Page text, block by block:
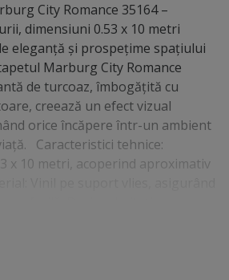
City Romance 35164 –
dimensiuni 0.53 x 10 metri
eleganță și prospețime spațiului
Marburg City Romance
de turcoaz, îmbogățită cu
creează un efect vizual
orice încăpere într-un ambient
Caracteristici tehnice:
x 10 metri, acoperind aproximativ
de beton, în nuanțe mate de